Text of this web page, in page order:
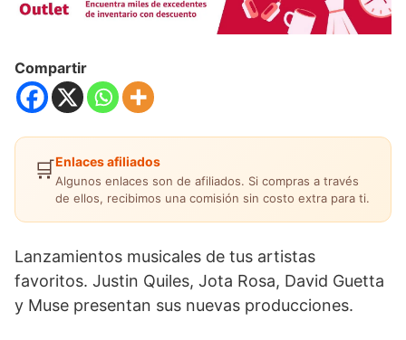
Compartir
🛒Enlaces afiliados
Algunos enlaces son de afiliados. Si compras a través
de ellos, recibimos una comisión sin costo extra para ti.
Lanzamientos musicales de tus artistas
favoritos. Justin Quiles, Jota Rosa, David Guetta
y Muse presentan sus nuevas producciones.